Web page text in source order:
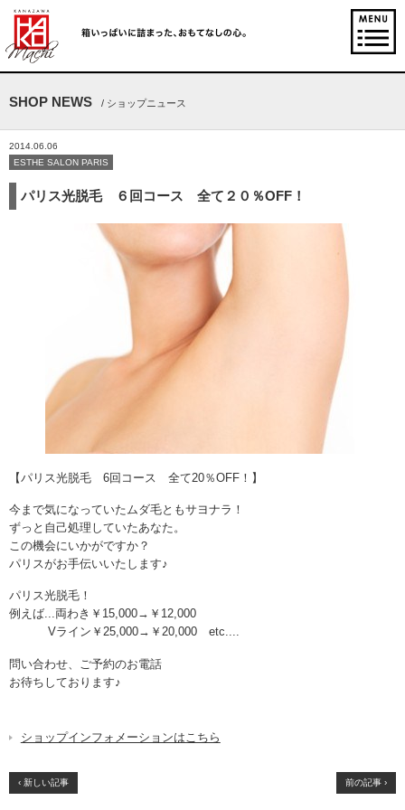
SHOP NEWS / ショップニュース
2014.06.06
ESTHE SALON PARIS
パリス光脱毛 ６回コース 全て２０％OFF！
【パリス光脱毛 6回コース 全て20％OFF！】
今まで気になっていたムダ毛ともサヨナラ！
ずっと自己処理していたあなた。
この機会にいかがですか？
パリスがお手伝いいたします♪
パリス光脱毛！
例えば...両わき￥15,000→￥12,000
Vライン￥25,000→￥20,000 etc....
問い合わせ、ご予約のお電話
お待ちしております♪
ショップインフォメーションはこちら
‹ 新しい記事 前の記事 ›